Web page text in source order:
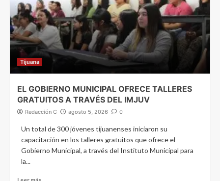
Tijuana
EL GOBIERNO MUNICIPAL OFRECE TALLERES
GRATUITOS A TRAVÉS DEL IMJUV
Redacción C agosto 5, 2026 0
Un total de 300 jóvenes tijuanenses iniciaron su
capacitación en los talleres gratuitos que ofrece el
Gobierno Municipal, a través del Instituto Municipal para
la...